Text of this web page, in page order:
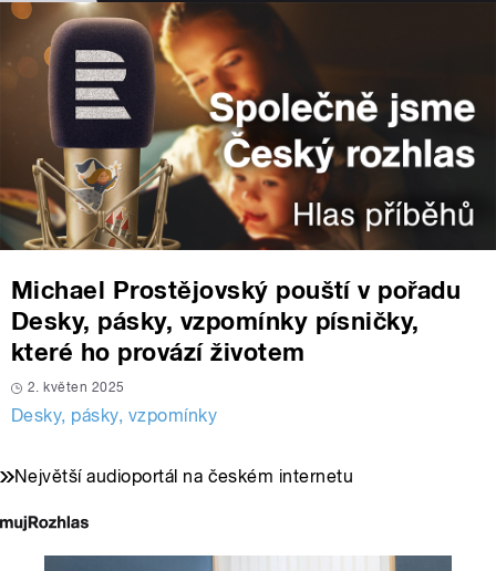
Michael Prostějovský pouští v pořadu
Desky, pásky, vzpomínky písničky,
které ho provází životem
2. květen 2025
Desky, pásky, vzpomínky
Největší audioportál na českém internetu